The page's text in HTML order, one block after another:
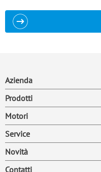
Azienda
Prodotti
Motori
Service
Novità
Contatti